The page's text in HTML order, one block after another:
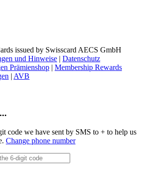
issued by Swisscard AECS GmbH
und Hinweise | Datenschutz
Prämienshop | Membership Rewards
| AVB
code we have sent by SMS to + to help us
Change phone number